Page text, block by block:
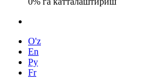
O'z
En
Ру
Fr